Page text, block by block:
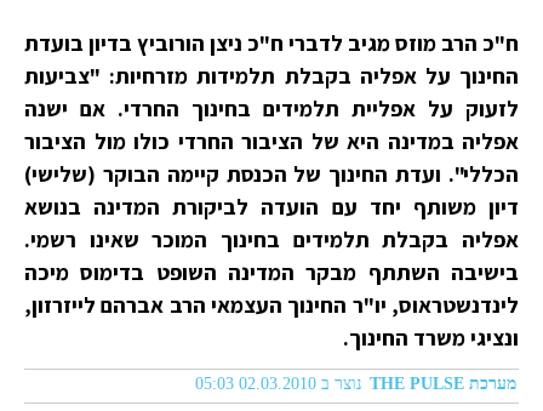
ח"כ הרב מוזס מגיב לדברי ח"כ ניצן הורוביץ בדיון בועדת
החינוך על אפליה בקבלת תלמידות מזרחיות: "צביעות
לזעוק על אפליית תלמידים בחינוך החרדי. אם ישנה
אפליה במדינה היא של הציבור החרדי כולו מול הציבור
הכללי". ועדת החינוך של הכנסת קיימה הבוקר (שלישי)
דיון משותף יחד עם הועדה לביקורת המדינה בנושא
אפליה בקבלת תלמידים בחינוך המוכר שאינו רשמי.
בישיבה השתתף מבקר המדינה השופט בדימוס מיכה
לינדנשטראוס, יו"ר החינוך העצמאי הרב אברהם לייזרזון,
ונציגי משרד החינוך.
מערכת THE PULSE נוצר ב 02.03.2010 05:03